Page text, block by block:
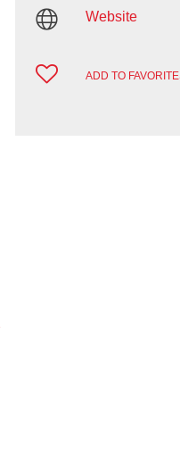
Website
ADD TO